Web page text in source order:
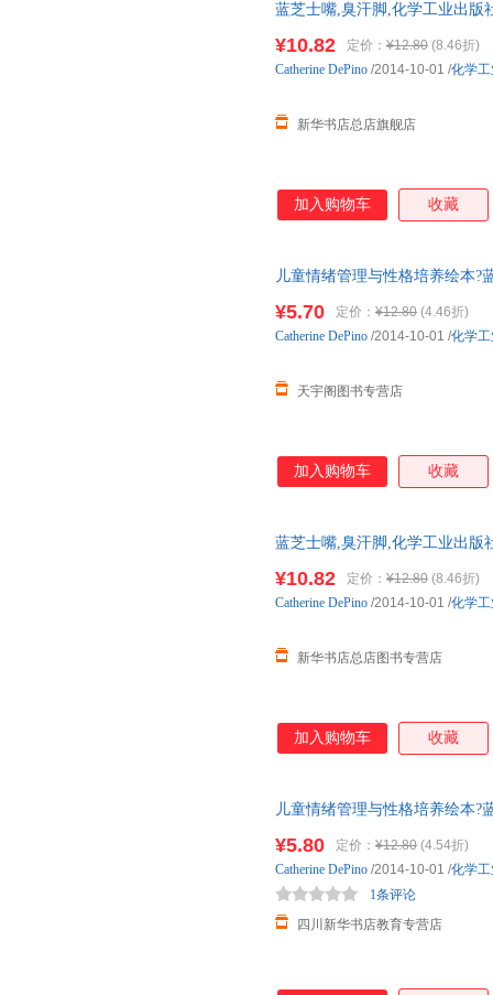
蓝芝士嘴,臭汗脚,化学工业出版
¥10.82 定价： ¥12.80 (8.46折)
新华书店总店旗舰店
Catherine DePino /2014-10-01 /化学
加入购物车 收藏
儿童情绪管理与性格培养绘本?
询在线客服！
¥5.70 定价： ¥12.80 (4.46折)
天宇阁图书专营店
Catherine DePino /2014-10-01 /化学
加入购物车 收藏
蓝芝士嘴,臭汗脚,化学工业出版
¥10.82 定价： ¥12.80 (8.46折)
新华书店总店图书专营店
Catherine DePino /2014-10-01 /化学
加入购物车 收藏
儿童情绪管理与性格培养绘本?
询在线客服！
¥5.80 定价： ¥12.80 (4.54折)
四川新华书店教育专营店
1条评论
Catherine DePino /2014-10-01 /化学